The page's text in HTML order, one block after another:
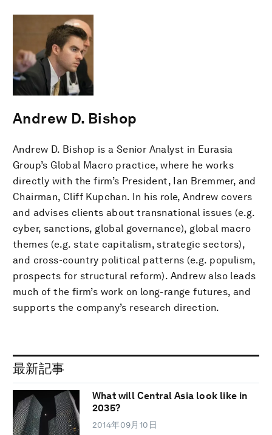
Andrew D. Bishop
Andrew D. Bishop is a Senior Analyst in Eurasia
Group’s Global Macro practice, where he works
directly with the firm’s President, Ian Bremmer, and
Chairman, Cliff Kupchan. In his role, Andrew covers
and advises clients about transnational issues (e.g.
cyber, sanctions, global governance), global macro
themes (e.g. state capitalism, strategic sectors),
and cross-country political patterns (e.g. populism,
prospects for structural reform). Andrew also leads
much of the firm’s work on long-range futures, and
supports the company’s research direction.
最新記事
What will Central Asia look like in
2035?
2014年09月10日